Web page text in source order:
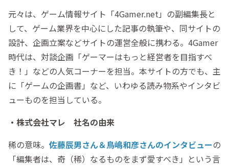
元々は、ゲーム情報サイト「4Gamer.net」の副編集長と
して、ゲーム業界を中心にした記事の執筆や、同サイトの
設計、企画立案などサイトの運営全般に携わる。4Gamer
時代は、対談企画「ゲーマーはもっと経営者を目指すべ
き！」などの人気コーナーを担当。本サイトの方でも、主
に「ゲームの企画書」など、いわゆる読み物系やインタビ
ューものを担当している。
・株式会社マレ 社名の由来
稀の意味。 佐藤辰男さん＆鳥嶋和彦さんのインタビューの
「編集者は、奇（稀）なるものをまず愛すべき」という言